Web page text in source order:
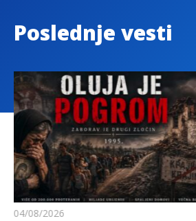
Poslednje vesti
04/08/2026